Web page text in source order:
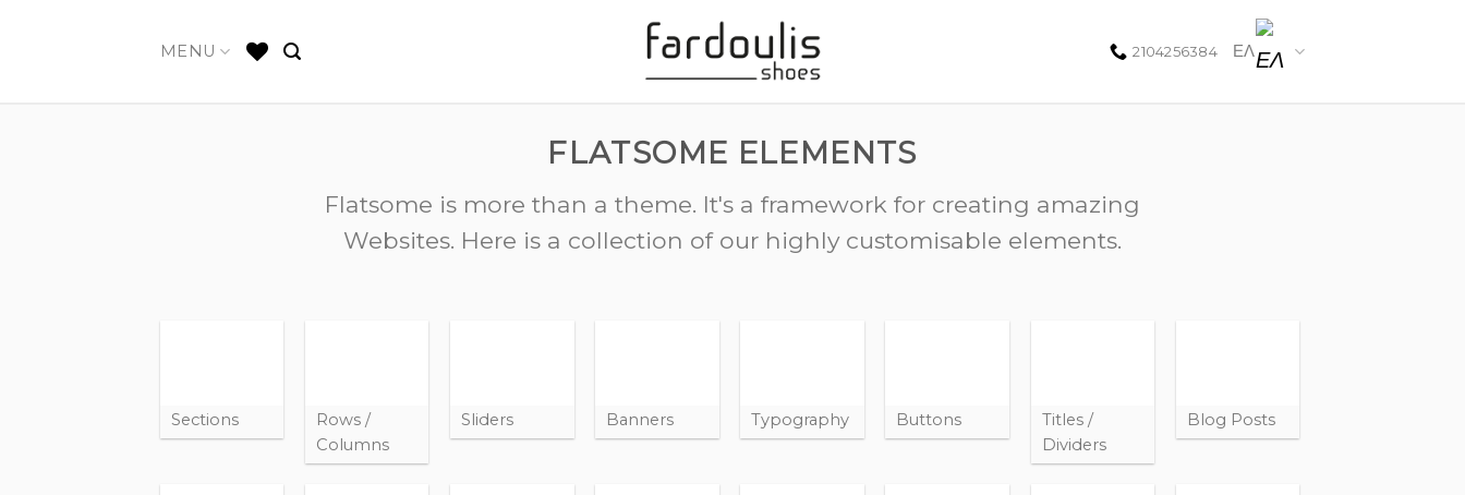
MENU 2104256384 ΕΛ
FLATSOME ELEMENTS
Flatsome is more than a theme. It's a framework for creating amazing
Websites. Here is a collection of our highly customisable elements.
Sections
Rows /
Columns
Sliders Banners Typography Buttons
Titles /
Dividers
Blog Posts